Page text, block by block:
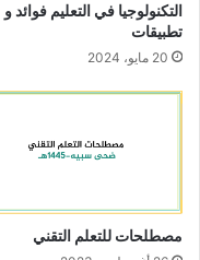
التكنولوجيا في التعليم فوائد و
تطبيقات
20 مايو، 2024
مصطلحات للتعلم التقني